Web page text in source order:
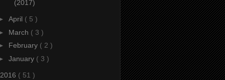
(2017)
April ( 5 )
March ( 3 )
February ( 2 )
January ( 3 )
2016 ( 51 )